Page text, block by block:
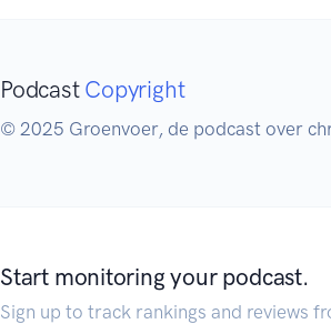
Podcast Copyright
© 2025 Groenvoer, de podcast over
Start monitoring your podcast.
Sign up to track rankings and reviews